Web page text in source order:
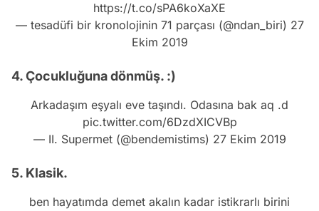
https://t.co/sPA6koXaXE
— tesadüfi bir kronolojinin 71 parçası (@ndan_biri) 27
Ekim 2019
4. Çocukluğuna dönmüş. :)
Arkadaşım eşyalı eve taşındı. Odasına bak aq .d
pic.twitter.com/6DzdXICVBp
— II. Supermet (@bendemistims) 27 Ekim 2019
5. Klasik.
ben hayatımda demet akalın kadar istikrarlı birini